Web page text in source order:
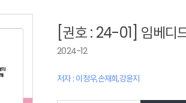
[권호 : 24-01] 임베디
2024-12
저자 : 이정우,손재희,강윤지